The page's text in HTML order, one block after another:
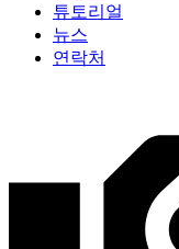
튜토리얼
뉴스
연락처